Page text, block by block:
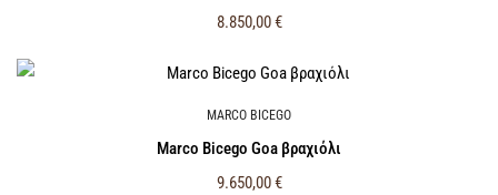
8.850,00€
MARCO BICEGO
Marco Bicego Goa βραχιόλι
9.650,00€